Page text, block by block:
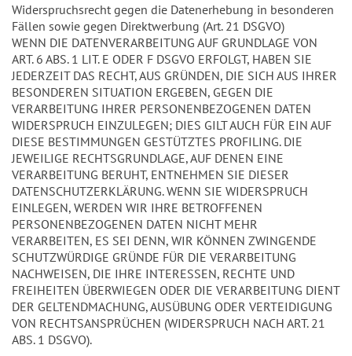
Widerspruchsrecht gegen die Datenerhebung in besonderen
Fällen sowie gegen Direktwerbung (Art. 21 DSGVO)
WENN DIE DATENVERARBEITUNG AUF GRUNDLAGE VON
ART. 6 ABS. 1 LIT. E ODER F DSGVO ERFOLGT, HABEN SIE
JEDERZEIT DAS RECHT, AUS GRÜNDEN, DIE SICH AUS IHRER
BESONDEREN SITUATION ERGEBEN, GEGEN DIE
VERARBEITUNG IHRER PERSONENBEZOGENEN DATEN
WIDERSPRUCH EINZULEGEN; DIES GILT AUCH FÜR EIN AUF
DIESE BESTIMMUNGEN GESTÜTZTES PROFILING. DIE
JEWEILIGE RECHTSGRUNDLAGE, AUF DENEN EINE
VERARBEITUNG BERUHT, ENTNEHMEN SIE DIESER
DATENSCHUTZERKLÄRUNG. WENN SIE WIDERSPRUCH
EINLEGEN, WERDEN WIR IHRE BETROFFENEN
PERSONENBEZOGENEN DATEN NICHT MEHR
VERARBEITEN, ES SEI DENN, WIR KÖNNEN ZWINGENDE
SCHUTZWÜRDIGE GRÜNDE FÜR DIE VERARBEITUNG
NACHWEISEN, DIE IHRE INTERESSEN, RECHTE UND
FREIHEITEN ÜBERWIEGEN ODER DIE VERARBEITUNG DIENT
DER GELTENDMACHUNG, AUSÜBUNG ODER VERTEIDIGUNG
VON RECHTSANSPRÜCHEN (WIDERSPRUCH NACH ART. 21
ABS. 1 DSGVO).